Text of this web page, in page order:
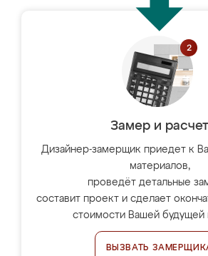
Замер и расчет
Дизайнер-замерщик приедет к
материалов,
проведёт детальные
составит проект и сделает
стоимости Вашей будущей
ВЫЗВАТЬ